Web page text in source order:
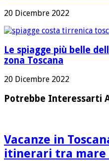
20 Dicembre 2022
Le spiagge più belle
zona Toscana
20 Dicembre 2022
Potrebbe Interessarti
Vacanze in
itinerari tra mare